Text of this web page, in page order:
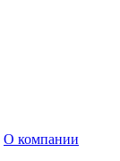
О компании